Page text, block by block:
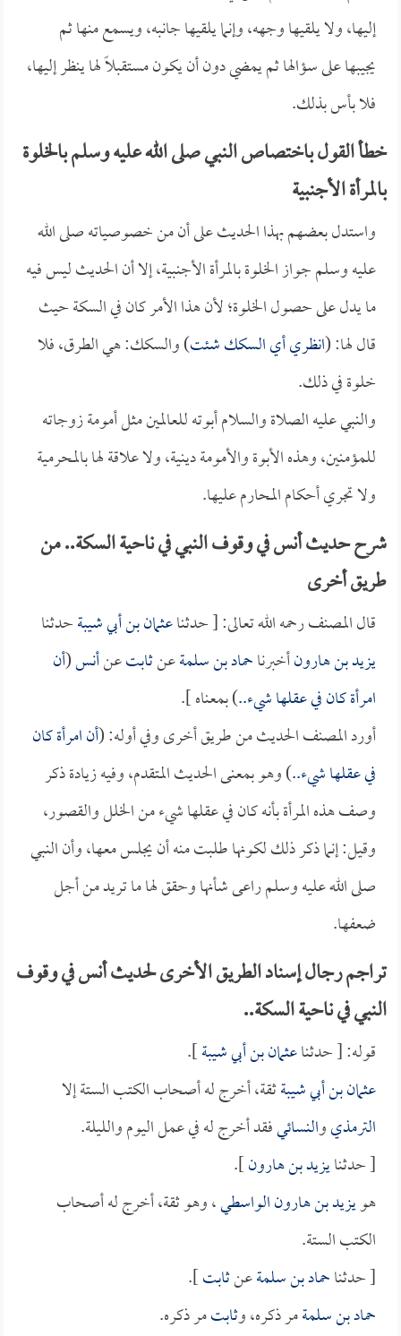
إليها، ولا يلقيها وجهه، وإنما يلقيها جانبه، ويسمع منها ثم
يجيبها على سؤالها ثم يمضي دون أن يكون مستقبلاً لها ينظر إليها،
فلا بأس بذلك.
خطأ القول باختصاص النبي صلى الله عليه وسلم بالخلوة
بالمرأة الأجنبية
واستدل بعضهم بهذا الحديث على أن من خصوصياته صلى الله
عليه وسلم جواز الخلوة بالمرأة الأجنبية، إلا أن الحديث ليس فيه
ما يدل على حصول الخلوة؛ لأن هذا الأمر كان في السكة حيث
قال لها: (انظري أي السكك شئت) والسكك: هي الطرق، فلا
خلوة في ذلك.
والنبي عليه الصلاة والسلام أبوته للعالمين مثل أمومة زوجاته
للمؤمنين، وهذه الأبوة والأمومة دينية، ولا علاقة لها بالمحرمية
ولا تجري أحكام المحارم عليها.
شرح حديث أنس في وقوف النبي في ناحية السكة.. من
طريق أخرى
قال المصنف رحمه الله تعالى: [ حدثناعثمان بن أبي شيبةحدثنا
يزيد بن هارونأخبرناحماد بن سلمةعنثابتعنأنس(أن
امرأة كان في عقلها شيء..) بمعناه ].
أورد المصنف الحديث من طريق أخرى وفي أوله: (أن امرأة كان
في عقلها شيء..) وهو بمعنى الحديث المتقدم، وفيه زيادة ذكر
وصف هذه المرأة بأنه كان في عقلها شيء من الخلل والقصور،
وقيل: إنما ذكر ذلك لكونها طلبت منه أن يجلس معها، وأن النبي
صلى الله عليه وسلم راعى شأنها وحقق لها ما تريد من أجل
ضعفها.
تراجم رجال إسناد الطريق الأخرى لحديث أنس في وقوف
النبي في ناحية السكة..
قوله: [ حدثناعثمان بن أبي شيبة].
عثمان بن أبي شيبةثقة، أخرج له أصحاب الكتب الستة إلا
الترمذيوالنسائيفقد أخرج له في عمل اليوم والليلة.
[ حدثنايزيد بن هارون].
هويزيد بن هارون الواسطي، وهو ثقة، أخرج له أصحاب
الكتب الستة.
[ حدثناحماد بن سلمةعنثابت].
حماد بن سلمةمر ذكره، وثابتمر ذكره.